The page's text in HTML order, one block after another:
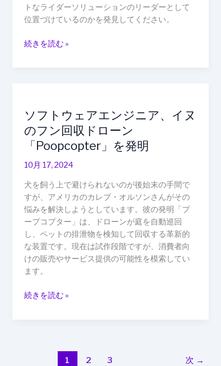
トなライダーソリューションのリーダーとして
位置づけているのかを発見してください。
続きを読む »
ソフトウェアエンジニア、イヌ
のフン回収ドローン
「Poopcopter」を発明
10月 17, 2024
犬を飼う上で避けられないのが後始末の手間で
すが、アメリカのカレブ・オルソンさんがその
悩みを解決しようとしています。彼の発明「プ
ープコプター」は、ドローンが庭を自動巡回
し、ペットの排泄物を検知して回収する革新的
な装置です。現在は試作段階ですが、消費者向
けの販売やサービス提供の可能性を模索してい
ます。
ト
ウ
ェ
エ
ジ
ニ
ア、
イ
ヌ
の
フ
ン
収
「Poopcopter」
続きを読む »
1 2 3 次 →